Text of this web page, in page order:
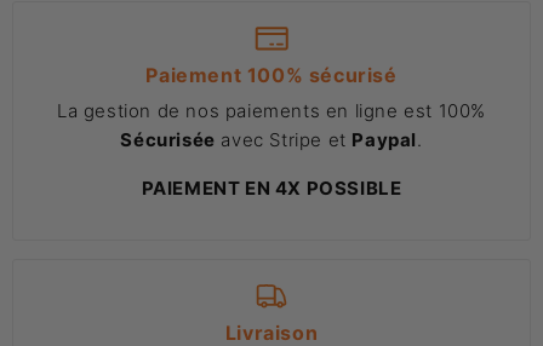
Paiement 100% sécurisé
La gestion de nos paiements en ligne est 100%
Sécurisée avec Stripe et Paypal
PAIEMENT EN 4X POSSIBLE
Livraison